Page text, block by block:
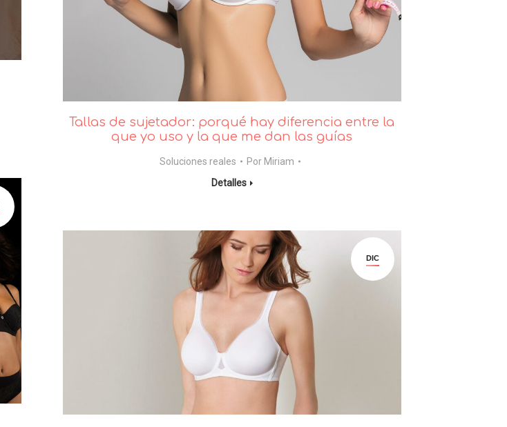
Tallas de sujetador: porqué hay diferencia entre la
que yo uso y la que me dan las guías
Soluciones reales Por Miriam
Detalles
DIC